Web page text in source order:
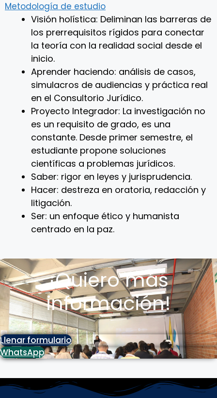
Metodología de estudio
Visión holística: Deliminan las barreras de
los prerrequisitos rígidos para conectar
la teoría con la realidad social desde el
inicio.
Aprender haciendo: análisis de casos,
simulacros de audiencias y práctica real
en el Consultorio Jurídico.
Proyecto Integrador: La investigación no
es un requisito de grado, es una
constante. Desde primer semestre, el
estudiante propone soluciones
científicas a problemas jurídicos.
Saber: rigor en leyes y jurisprudencia.
Hacer: destreza en oratoria, redacción y
litigación.
Ser: un enfoque ético y humanista
centrado en la paz.
¡Quiero más
información!
Llenar formulario
WhatsApp